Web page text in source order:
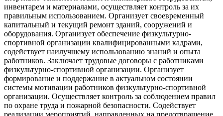
инвентарем и материалами, осуществляет контроль за их
правильным использованием. Организует своевременный
капитальный и текущий ремонт зданий, сооружений и
оборудования. Организует обеспечение физкультурно-
спортивной организации квалифицированными кадрами,
содействует наилучшему использованию знаний и опыта
работников. Заключает трудовые договоры с работниками
физкультурно-спортивной организации. Организует
формирование и поддержание в актуальном состоянии
системы мотивации работников физкультурно-спортивной
организации. Осуществляет контроль за соблюдением правил
по охране труда и пожарной безопасности. Содействует
реализации мероприятий, направленных на предотвращение